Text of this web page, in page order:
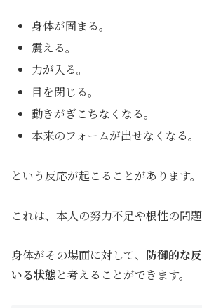
身体が固まる。
震える。
力が入る。
目を閉じる。
動きがぎこちなくなる。
本来のフォームが出せなくなる。
という反応が起こることがあります。
これは、本人の努力不足や根性の問
身体がその場面に対して、 防御的な
いる状態と考えることができます。